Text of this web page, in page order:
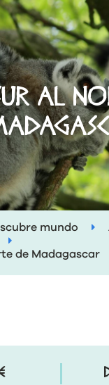
AL
mundo
de Madagascar